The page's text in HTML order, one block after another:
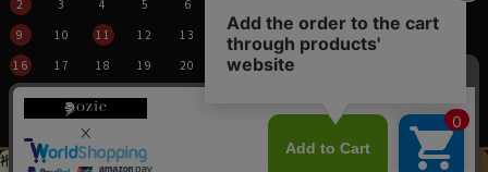
裄丈加工＆イニシャル刺繍
この商品を
2
3 4 5 6
9
10 11 12 13 14
15
16
17 18 19 20 21
22
23
24 25 26